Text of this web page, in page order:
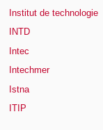
Institut de technologie
INTD
Intec
Intechmer
Istna
ITIP